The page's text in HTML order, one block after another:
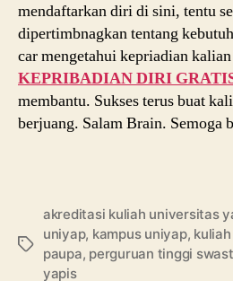
mendaftarkan diri di sini, tentu
dipertimbnagkan tentang
car mengetahui kepriadian
KEPRIBADIAN DIRI
membantu. Sukses terus buat
berjuang. Salam Brain. Semoga
Tags
akreditasi kuliah universitas
uniyap, kampus uniyap,
paupa, perguruan tinggi
yapis